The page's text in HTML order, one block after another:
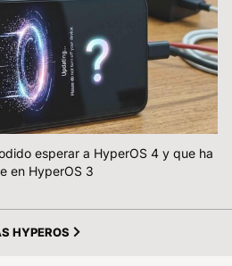
esperar a HyperOS 4 y que ha
en HyperOS 3
HYPEROS